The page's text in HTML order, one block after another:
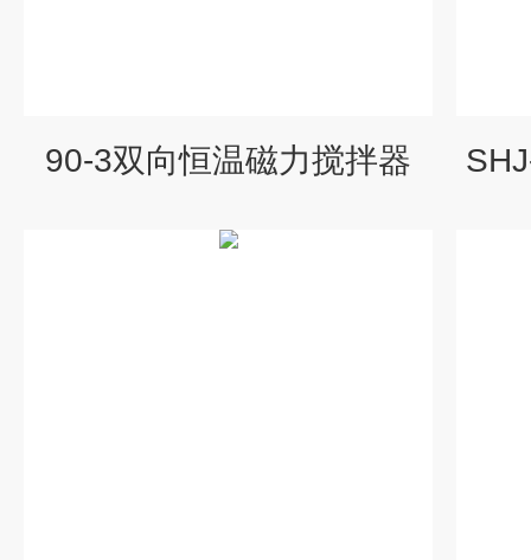
90-3双向恒温磁力搅拌器